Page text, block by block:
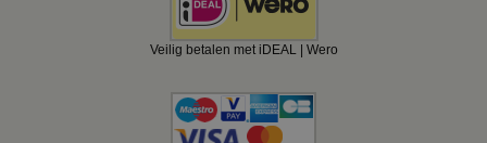
Veilig betalen met iDEAL | Wero